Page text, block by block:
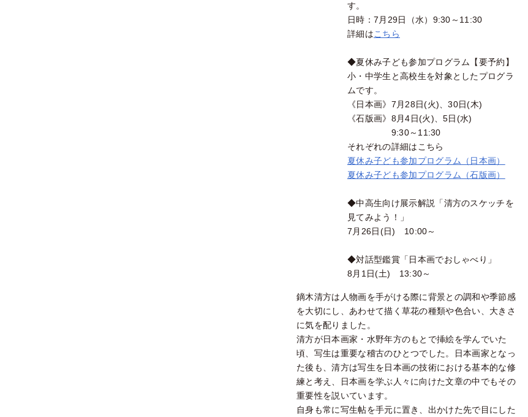
す。
日時：7月29日（水）9:30～11:30
詳細はこちら
◆夏休み子ども参加プログラム【要予約】
小・中学生と高校生を対象としたプログラ
ムです。
《日本画》7月28日(火)、30日(木)
《石版画》8月4日(火)、5日(水)
9:30～11:30
それぞれの詳細はこちら
夏休み子ども参加プログラム（日本画）
夏休み子ども参加プログラム（石版画）
◆中高生向け展示解説「清方のスケッチを
見てみよう！」
7月26日(日) 10:00～
◆対話型鑑賞「日本画でおしゃべり」
8月1日(土) 13:30～
鏑木清方は人物画を手がける際に背景との調和や季節感
を大切にし、あわせて描く草花の種類や色合い、大きさ
に気を配りました。
清方が日本画家・水野年方のもとで挿絵を学んでいた
頃、写生は重要な稽古のひとつでした。日本画家となっ
た後も、清方は写生を日本画の技術における基本的な修
練と考え、日本画を学ぶ人々に向けた文章の中でもその
重要性を説いています。
自身も常に写生帖を手元に置き、出かけた先で目にした